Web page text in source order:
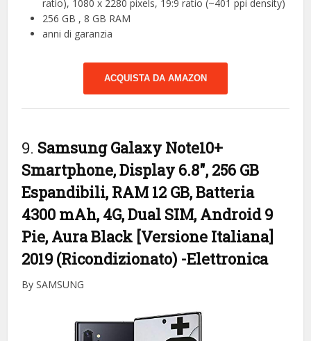
ratio), 1080 x 2280 pixels, 19:9 ratio (~401 ppi density)
256 GB , 8 GB RAM
anni di garanzia
ACQUISTA DA AMAZON
9. Samsung Galaxy Note10+
Smartphone, Display 6.8″, 256 GB
Espandibili, RAM 12 GB, Batteria
4300 mAh, 4G, Dual SIM, Android 9
Pie, Aura Black [Versione Italiana]
2019 (Ricondizionato) -Elettronica
By SAMSUNG